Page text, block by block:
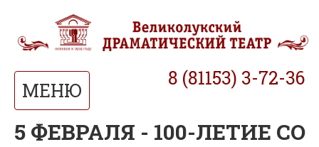
МЕНЮ
8 (81153) 3-72-36
5 ФЕВРАЛЯ - 100-ЛЕТИЕ СО